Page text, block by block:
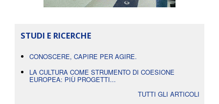
STUDI E RICERCHE
CONOSCERE, CAPIRE PER AGIRE.
LA CULTURA COME STRUMENTO DI COESIONE
EUROPEA: PIÙ PROGETTI...
TUTTI GLI ARTICOLI